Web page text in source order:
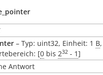
– Typ: uint32, Einheit: 1 B,
[0 bis 232 - 1]
Antwort